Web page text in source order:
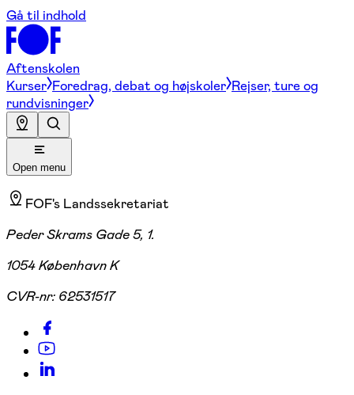
Gå til indhold
Aftenskolen
Kurser Foredrag, debat og højskoler Rejser, ture og
rundvisninger
Open menu
FOF's Landssekretariat
Peder Skrams Gade 5, 1.
1054 København K
CVR-nr: 62531517